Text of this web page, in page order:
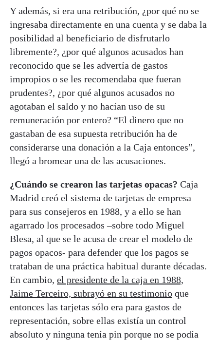
Y además, si era una retribución, ¿por qué no se
ingresaba directamente en una cuenta y se daba la
posibilidad al beneficiario de disfrutarlo
libremente?, ¿por qué algunos acusados han
reconocido que se les advertía de gastos
impropios o se les recomendaba que fueran
prudentes?, ¿por qué algunos acusados no
agotaban el saldo y no hacían uso de su
remuneración por entero? “El dinero que no
gastaban de esa supuesta retribución ha de
considerarse una donación a la Caja entonces”,
llegó a bromear una de las acusaciones.
¿Cuándo se crearon las tarjetas opacas? Caja
Madrid creó el sistema de tarjetas de empresa
para sus consejeros en 1988, y a ello se han
agarrado los procesados –sobre todo Miguel
Blesa, al que se le acusa de crear el modelo de
pagos opacos- para defender que los pagos se
trataban de una práctica habitual durante décadas.
En cambio, el presidente de la caja en 1988,
Jaime Terceiro, subrayó en su testimonio que
entonces las tarjetas sólo era para gastos de
representación, sobre ellas existía un control
absoluto y ninguna tenía pin porque no se podía